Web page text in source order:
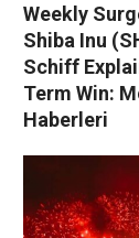
Weekly
Shiba Inu
Schiff
Term Win:
Haberleri